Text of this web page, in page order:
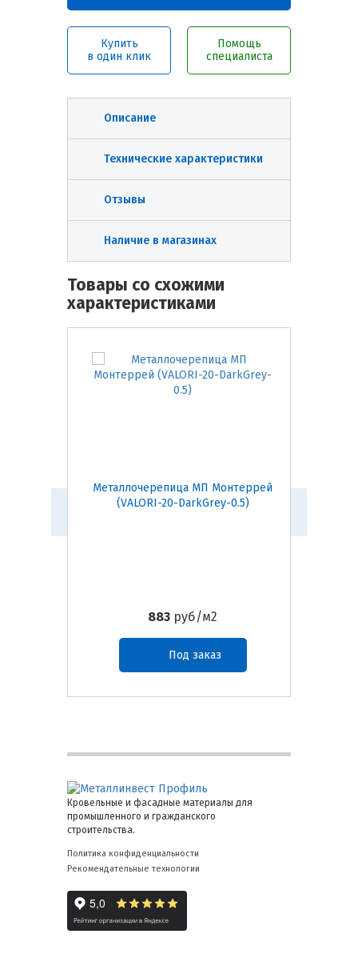
Купить
в один клик
Помощь
специалиста
Описание
Технические характеристики
Отзывы
Наличие в магазинах
Товары со схожими
характеристиками
Металлочерепица МП Монтеррей
(VALORI-20-DarkGrey-0.5)
883 руб/м2
Под заказ
Кровельные и фасадные материалы для
промышленного и гражданского
строительства.
Политика конфиденциальности
Рекомендательные технологии